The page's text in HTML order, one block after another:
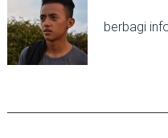
berbagi